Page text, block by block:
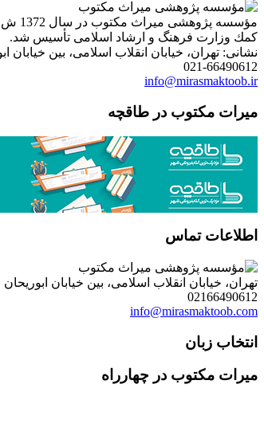
كمك وزارت فرهنگ و ارشاد اسلامی تأسیس شد.
نشانی: تهران، خیابان انقلاب اسلامی، بین خیابان ابوریحان و خیابان
021-66490612
info@mirasmaktoob.ir
میرات مکتوب در طاقچه
اطلاعات تماس
تهران، خیابان انقلاب اسلامی، بین خیابان ابوریحان و خیابان دانشگاه، شمارۀ 1182 (ساختمان فروردین)، طبقۀ دوم، واحد 8
02166490612
info@mirasmaktoob.com
انتخاب زبان
میرات مکتوب در چهارراه